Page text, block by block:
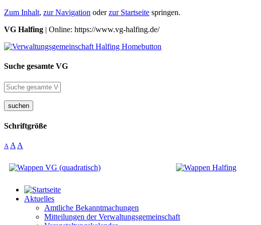
Zum Inhalt, zur Navigation oderzur Startseite springen.
VG Halfing | Online: https://www.vg-halfing.de/
Suche gesamte VG
suchen
Schriftgröße
A A A
Aktuelles
Amtliche Bekanntmachungen
Mitteilungen der Verwaltungsgemeinschaft